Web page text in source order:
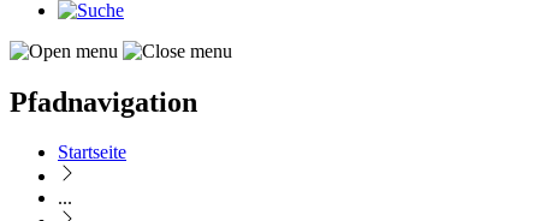
Pfadnavigation
Startseite
...